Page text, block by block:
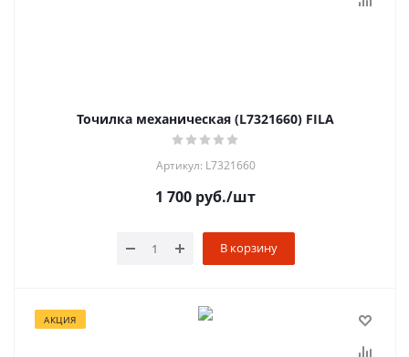
Точилка механическая (L7321660) FILA
Артикул: L7321660
1 700 руб./шт
В корзину
АКЦИЯ